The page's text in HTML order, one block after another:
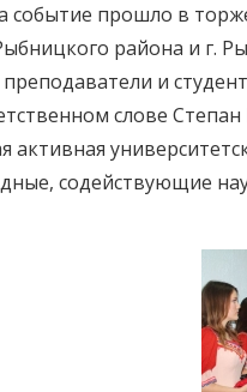
событие прошло в
района и г.
и
слове
активная
содействующие